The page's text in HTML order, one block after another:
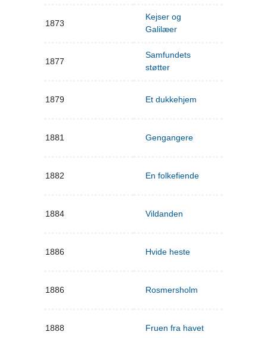
1873
Kejser og
Galilæer
1877
Samfundets
støtter
1879 Et dukkehjem
1881 Gengangere
1882 En folkefiende
1884 Vildanden
1886 Hvide heste
1886 Rosmersholm
1888 Fruen fra havet